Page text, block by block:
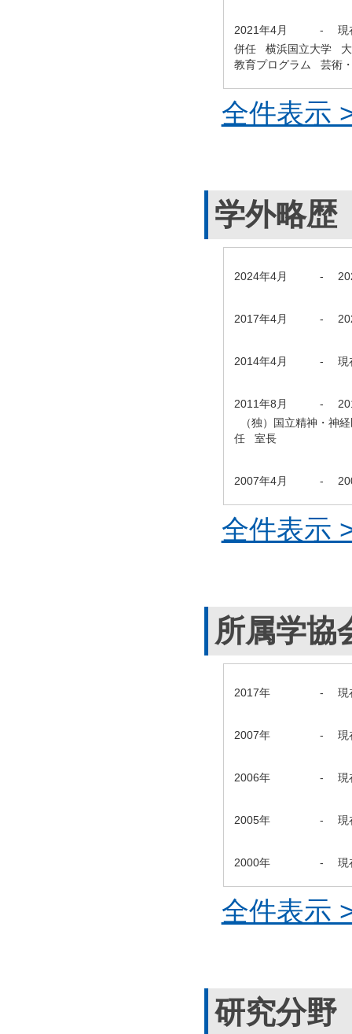
2021年4月 -
現
併任 横浜国立大学 大
教育プログラム 芸術
全件表示
学外略歴
2024年4月 -
2017年4月 -
2014年4月 - 現
2011年8月 -
（独）国立精神・神
任 室長
2007年4月 -
全件表示
所属学協
2017年 - 現
2007年 - 現
2006年 - 現
2005年 - 現
2000年 - 現
全件表示
研究分野